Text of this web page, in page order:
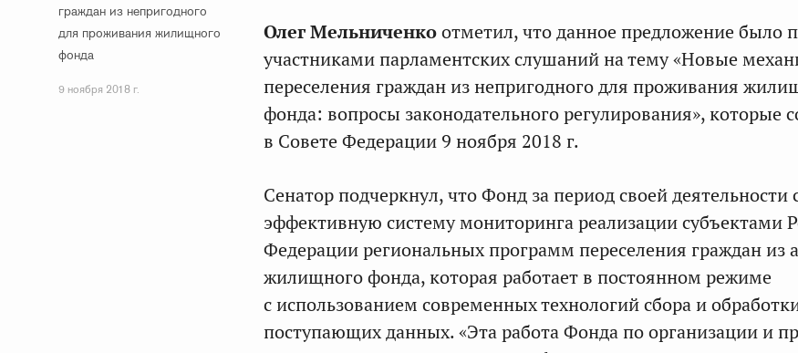
граждан из непригодного
для проживания жилищного
фонда
9 ноября 2018 г.
Олег Мельниченкоотметил, что данное предложение было
участниками парламентских слушаний на тему «Новые
переселения граждан из непригодного для проживания
фонда: вопросы законодательного регулирования», которые
в Совете Федерации 9 ноября 2018 г.
Сенатор подчеркнул, что Фонд за период своей деятельности
эффективную систему мониторинга реализации субъектами
Федерации региональных программ переселения граждан из
жилищного фонда, которая работает в постоянном режиме
с использованием современных технологий сбора и
поступающих данных. «Эта работа Фонда по организации и